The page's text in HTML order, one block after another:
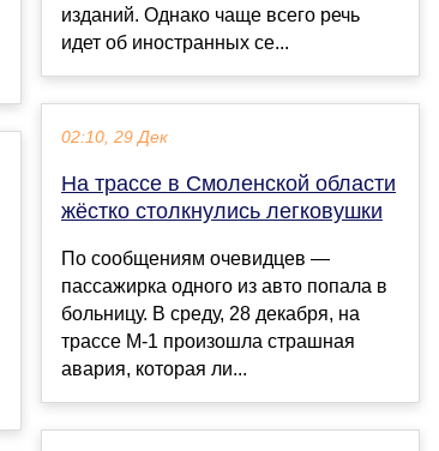
изданий. Однако чаще всего речь
идет об иностранных се...
02:10, 29 Дек
На трассе в Смоленской области
жёстко столкнулись легковушки
По сообщениям очевидцев —
пассажирка одного из авто попала в
больницу. В среду, 28 декабря, на
трассе М-1 произошла страшная
авария, которая ли...